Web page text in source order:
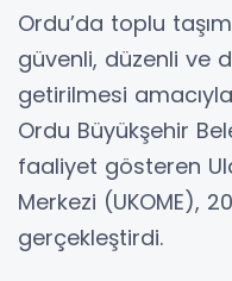
Ordu’da toplu
güvenli, düzenli ve
getirilmesi
Ordu Büyükşehir
faaliyet gösteren
Merkezi (UKOME),
gerçekleştirdi.